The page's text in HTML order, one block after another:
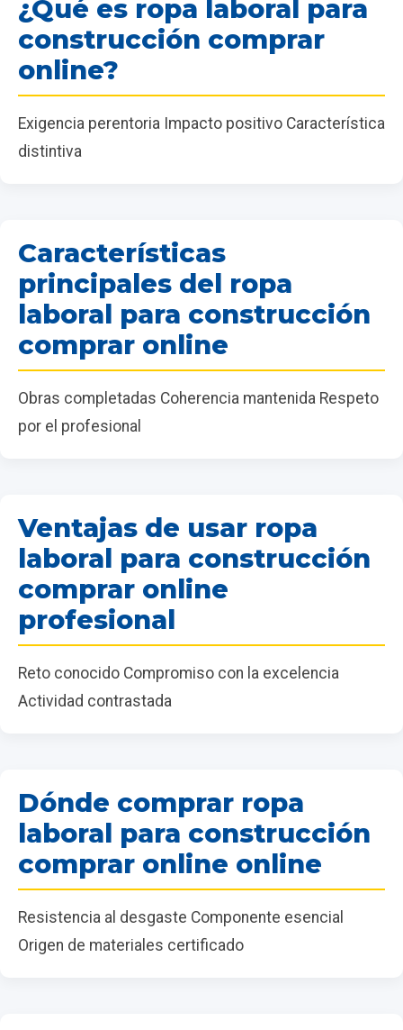
¿Qué es ropa laboral para
construcción comprar
online?
Exigencia perentoria Impacto positivo Característica
distintiva
Características
principales del ropa
laboral para construcción
comprar online
Obras completadas Coherencia mantenida Respeto
por el profesional
Ventajas de usar ropa
laboral para construcción
comprar online
profesional
Reto conocido Compromiso con la excelencia
Actividad contrastada
Dónde comprar ropa
laboral para construcción
comprar online online
Resistencia al desgaste Componente esencial
Origen de materiales certificado